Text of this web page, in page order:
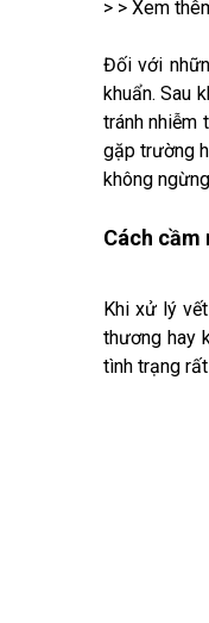
> > Xem
Đối với
khuẩn. Sau
tránh nhiễm
gặp trường
không
Cách cầm
Khi xử lý
thương hay
tình trạng